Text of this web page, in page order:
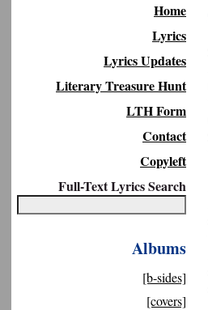
Home
Lyrics
Lyrics Updates
Literary Treasure Hunt
LTH Form
Contact
Copyleft
Full-Text Lyrics Search
Albums
[b-sides]
[covers]